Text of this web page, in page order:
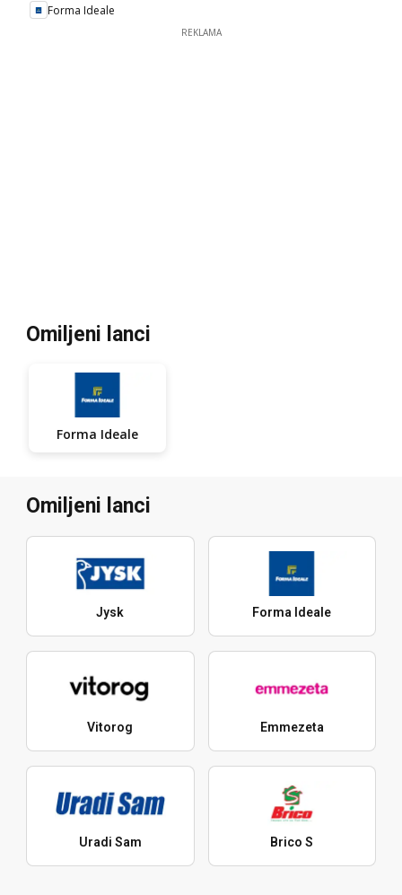
Forma Ideale
REKLAMA
Omiljeni lanci
Forma Ideale
Omiljeni lanci
Jysk Forma Ideale
Vitorog Emmezeta
Uradi Sam Brico S